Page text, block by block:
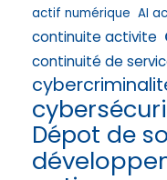
actif numérique AI
continuite activite
continuité de
Dépot de